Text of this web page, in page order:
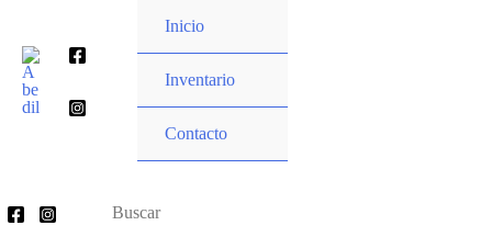
contenido
Inicio
Inventario
Contacto
por: